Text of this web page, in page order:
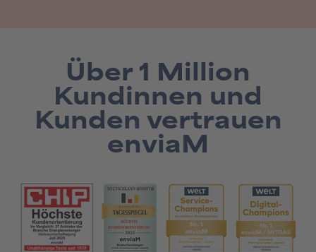
Über 1 Million
Kundinnen und
Kunden vertrauen
enviaM